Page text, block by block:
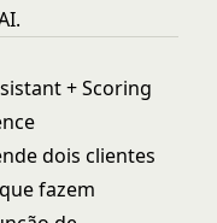
+ Scoring
dois clientes
fazem